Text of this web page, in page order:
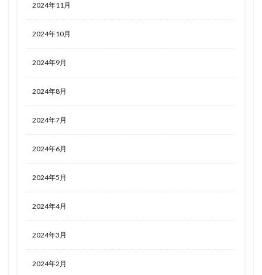
2024年11月
2024年10月
2024年9月
2024年8月
2024年7月
2024年6月
2024年5月
2024年4月
2024年3月
2024年2月